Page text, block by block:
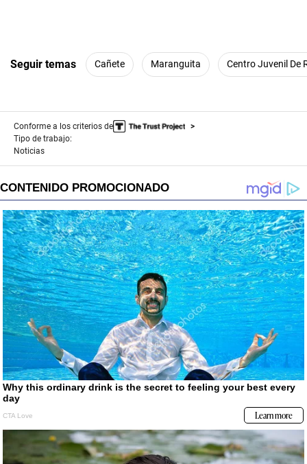
Seguir temas Cañete Maranguita Centro Juvenil De
Conforme a los criterios de
Tipo de trabajo:
Noticias